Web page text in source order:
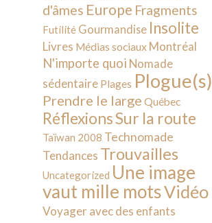
d'âmes Europe Fragments
Futilité Gourmandise Insolite
Livres Médias sociaux Montréal
N'importe quoi Nomade
sédentaire Plages Plogue(s)
Prendre le large Québec
RéflexionsSur la route
Taïwan 2008 Technomade
Tendances Trouvailles
Uncategorized Une image
vaut mille motsVidéo
Voyager avec des enfants